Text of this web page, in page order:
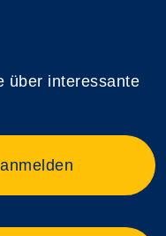
über interessante